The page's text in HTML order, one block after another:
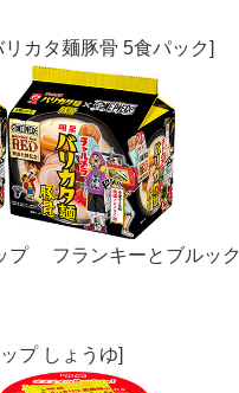
カタ麺豚骨 5食パック]
プ フランキーとブルック
プ しょうゆ]